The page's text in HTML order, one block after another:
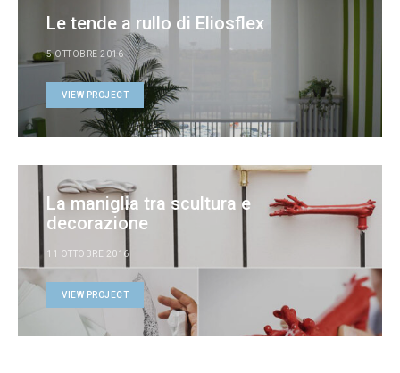
Le tende a rullo di Eliosflex
5 OTTOBRE 2016
VIEW PROJECT
La maniglia tra scultura e
decorazione
11 OTTOBRE 2016
VIEW PROJECT